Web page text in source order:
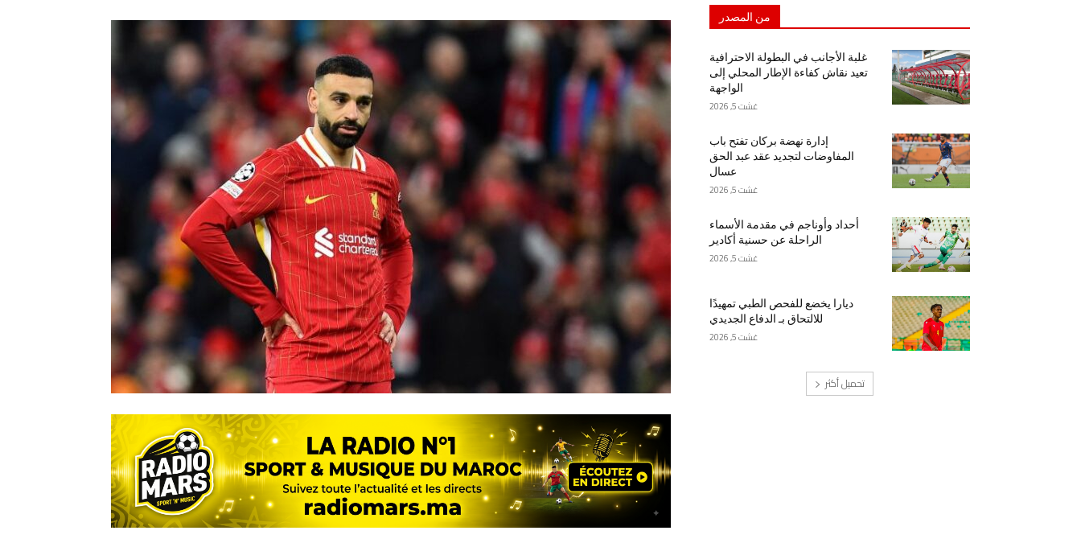
من المصدر
غلبة الأجانب في البطولة الاحترافية
تعيد نقاش كفاءة الإطار المحلي إلى
الواجهة
غشت 5, 2026
إدارة نهضة بركان تفتح باب
المفاوضات لتجديد عقد عبد الحق
عسال
غشت 5, 2026
أحداد وأوناجم في مقدمة الأسماء
الراحلة عن حسنية أكادير
غشت 5, 2026
ديارا يخضع للفحص الطبي تمهيدًا
للالتحاق بـ الدفاع الجديدي
غشت 5, 2026
تحميل أكثر